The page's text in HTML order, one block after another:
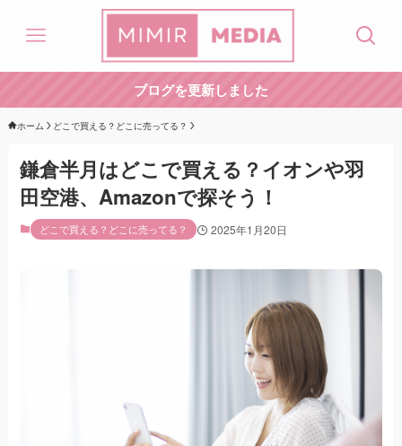
ブログを更新しました
ホーム どこで買える？どこに売ってる？
鎌倉半月はどこで買える？イオンや羽
田空港、Amazonで探そう！
どこで買える？どこに売ってる？ 2025年1月20日